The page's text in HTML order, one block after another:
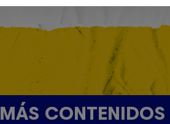
MÁS CONTENIDOS